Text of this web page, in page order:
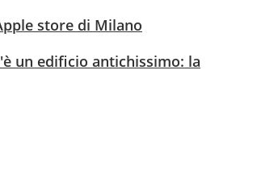
store di Milano
un edificio antichissimo: la